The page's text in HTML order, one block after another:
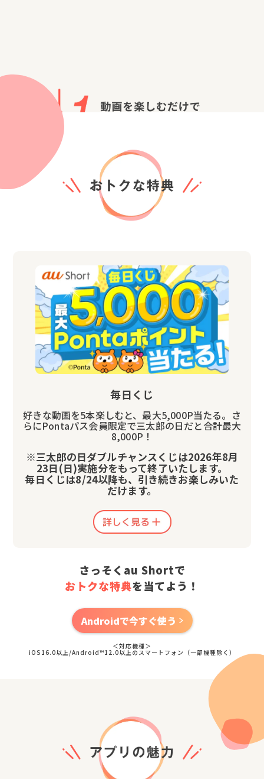
毎日くじ
好きな動画を5本楽しむと、最大5,000P当たる。さ
らにPontaパス会員限定で三太郎の日だと合計最大
8,000P！
※三太郎の日ダブルチャンスくじは2026年8月
23日(日)実施分をもって終了いたします。
毎日くじは8/24以降も、引き続きお楽しみいた
だけます。
さっそくau Shortで
おトクな特典を当てよう！
Androidで今すぐ使う
＜対応機種＞
iOS16.0以上/Android™12.0以上のスマートフォン（一部機種除く）